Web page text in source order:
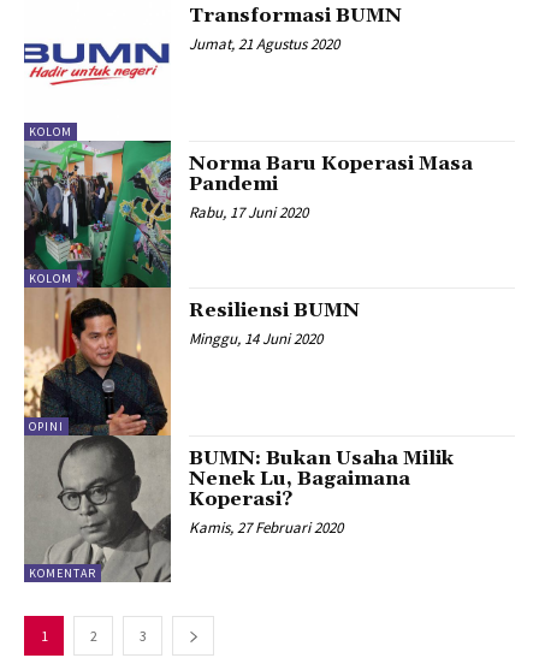
KOLOM
Transformasi BUMN
Jumat, 21 Agustus 2020
KOLOM
Norma Baru Koperasi Masa
Pandemi
Rabu, 17 Juni 2020
OPINI
Resiliensi BUMN
Minggu, 14 Juni 2020
KOMENTAR
BUMN: Bukan Usaha Milik
Nenek Lu, Bagaimana
Koperasi?
Kamis, 27 Februari 2020
1 2 3